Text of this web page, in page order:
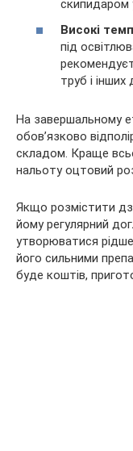
скипидаром
Високі
під
труб і
На завершальному
обов’язково
складом. Краще
нальоту оцтовий
Якщо розмістити
йому регулярний
утворюватися
його сильними
буде коштів,